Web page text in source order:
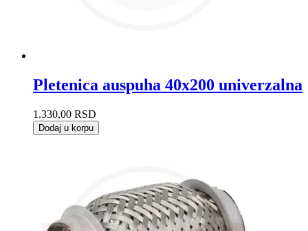
Pletenica auspuha 40x200 univerzalna
1.330,00 RSD
Dodaj u korpu